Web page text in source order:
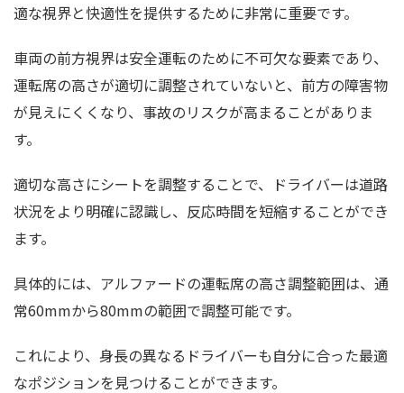
適な視界と快適性を提供するために非常に重要です。
車両の前方視界は安全運転のために不可欠な要素であり、
運転席の高さが適切に調整されていないと、前方の障害物
が見えにくくなり、事故のリスクが高まることがありま
す。
適切な高さにシートを調整することで、ドライバーは道路
状況をより明確に認識し、反応時間を短縮することができ
ます。
具体的には、アルファードの運転席の高さ調整範囲は、通
常60mmから80mmの範囲で調整可能です。
これにより、身長の異なるドライバーも自分に合った最適
なポジションを見つけることができます。